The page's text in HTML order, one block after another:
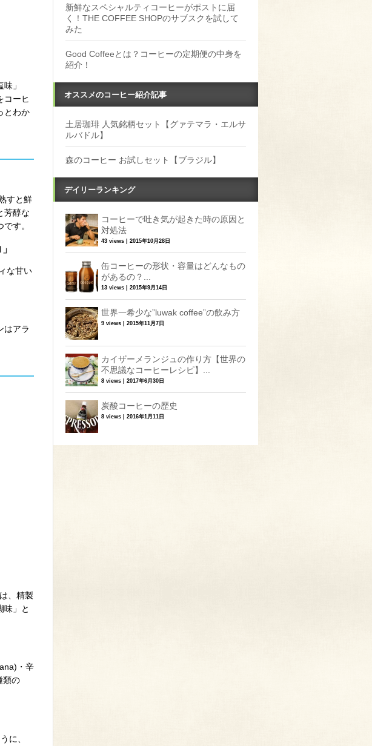
」
コーヒ
とわか
すと鮮
芳醇な
す。
な甘い
はアラ
、精製
味」と
・辛
類の
に、
新鮮なスペシャルティコーヒーがポストに届
く！THE COFFEE SHOPのサブスクを試して
みた
Good Coffeeとは？コーヒーの定期便の中身を
紹介！
オススメのコーヒー紹介記事
土居珈琲 人気銘柄セット【グァテマラ・エルサ
ルバドル】
森のコーヒー お試しセット【ブラジル】
デイリーランキング
コーヒーで吐き気が起きた時の原因と
対処法
43 views 2015年10月28日
缶コーヒーの形状・容量はどんなもの
があるの？...
13 views 2015年9月14日
世界一希少な”luwak coffee”の飲み方
9 views 2015年11月7日
カイザーメランジュの作り方【世界の
不思議なコーヒーレシピ】...
8 views 2017年6月30日
炭酸コーヒーの歴史
8 views 2016年1月11日